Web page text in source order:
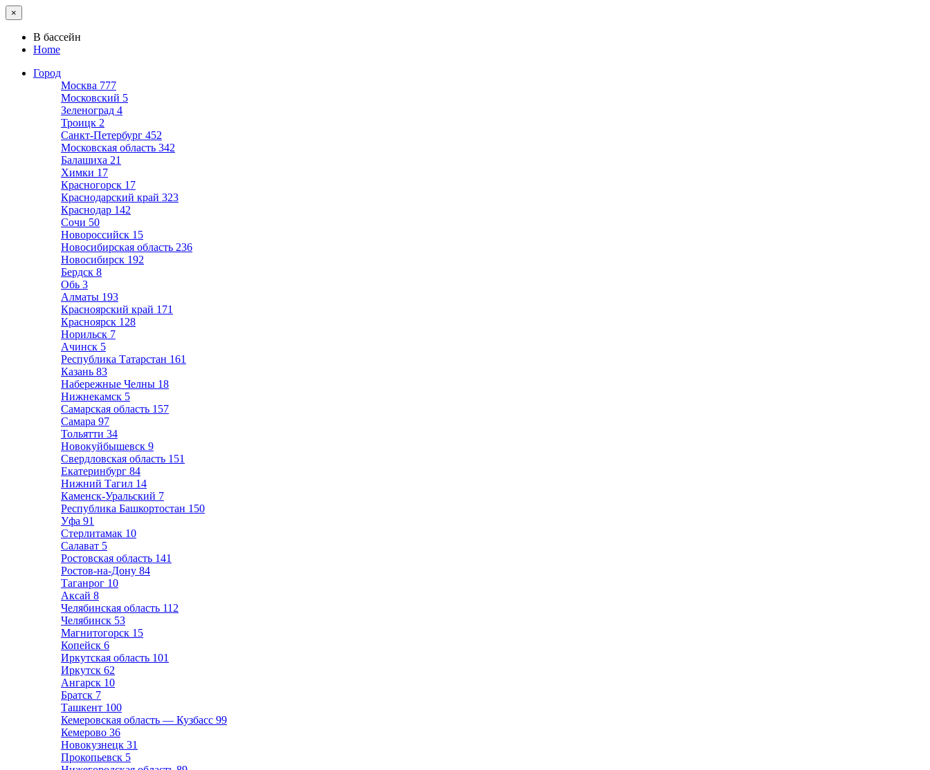
×
В бассейн
Home
Город
Москва 777
Московский 5
Зеленоград 4
Троицк 2
Санкт-Петербург 452
Московская область 342
Балашиха 21
Химки 17
Красногорск 17
Краснодарский край 323
Краснодар 142
Сочи 50
Новороссийск 15
Новосибирская область 236
Новосибирск 192
Бердск 8
Обь 3
Алматы 193
Красноярский край 171
Красноярск 128
Норильск 7
Ачинск 5
Республика Татарстан 161
Казань 83
Набережные Челны 18
Нижнекамск 5
Самарская область 157
Самара 97
Тольятти 34
Новокуйбышевск 9
Свердловская область 151
Екатеринбург 84
Нижний Тагил 14
Каменск-Уральский 7
Республика Башкортостан 150
Уфа 91
Стерлитамак 10
Салават 5
Ростовская область 141
Ростов-на-Дону 84
Таганрог 10
Аксай 8
Челябинская область 112
Челябинск 53
Магнитогорск 15
Копейск 6
Иркутская область 101
Иркутск 62
Ангарск 10
Братск 7
Ташкент 100
Кемеровская область — Кузбасс 99
Кемерово 36
Новокузнецк 31
Прокопьевск 5